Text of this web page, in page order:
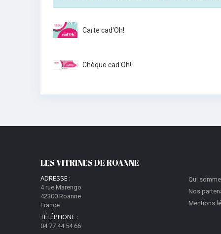
Carte cad'Oh!
Chèque cad'Oh!
LES VITRINES DE ROANNE
ADRESSE :
4 rue Marengo
42300 Roanne
France
TÉLÉPHONE :
04 77 44 54 66
Qui
Nos
Mentions